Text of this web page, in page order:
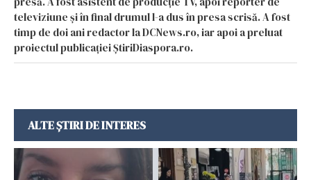
televiziune și în final drumul l-a dus în presa scrisă. A fost
timp de doi ani redactor la DCNews.ro, iar apoi a preluat
proiectul publicației ȘtiriDiaspora.ro.
ALTE ȘTIRI DE INTERES